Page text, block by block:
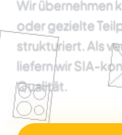
Wir übernehmen
oder gezielte
strukturiert. Als
liefern wir SIA-
Qualität.